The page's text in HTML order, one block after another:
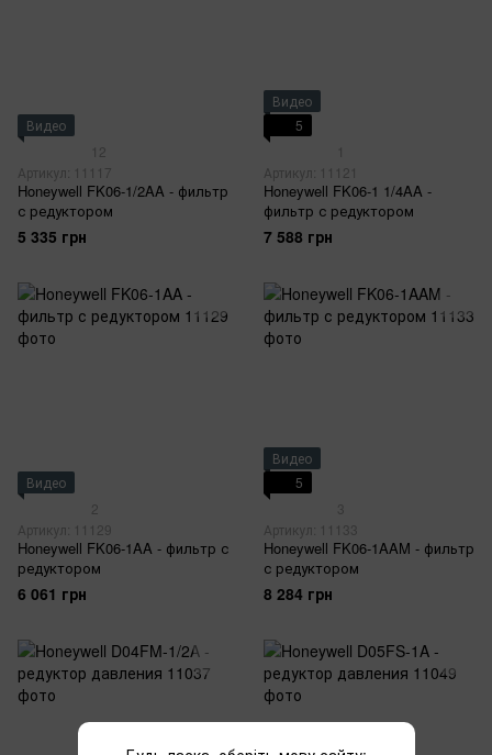
Видео
12
Артикул: 11117
Honeywell FK06-1/2AA - фильтр
с редуктором
5 335 грн
Видео
5
1
Артикул: 11121
Honeywell FK06-1 1/4AA -
фильтр с редуктором
7 588 грн
Видео
2
Артикул: 11129
Honeywell FK06-1AA - фильтр с
редуктором
6 061 грн
Видео
5
3
Артикул: 11133
Honeywell FK06-1AAM - фильтр
с редуктором
8 284 грн